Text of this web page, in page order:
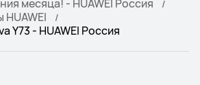
месяца! - HUAWEI Россия
Y73 - HUAWEI Россия